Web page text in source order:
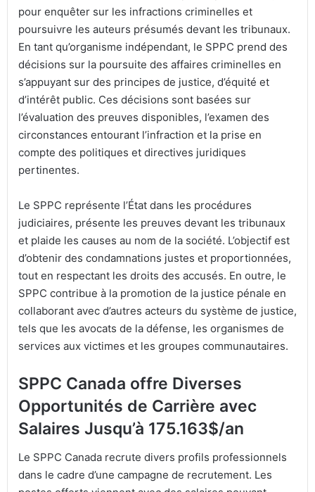
pour enquêter sur les infractions criminelles et
poursuivre les auteurs présumés devant les tribunaux.
En tant qu’organisme indépendant, le SPPC prend des
décisions sur la poursuite des affaires criminelles en
s’appuyant sur des principes de justice, d’équité et
d’intérêt public. Ces décisions sont basées sur
l’évaluation des preuves disponibles, l’examen des
circonstances entourant l’infraction et la prise en
compte des politiques et directives juridiques
pertinentes.
Le SPPC représente l’État dans les procédures
judiciaires, présente les preuves devant les tribunaux
et plaide les causes au nom de la société. L’objectif est
d’obtenir des condamnations justes et proportionnées,
tout en respectant les droits des accusés. En outre, le
SPPC contribue à la promotion de la justice pénale en
collaborant avec d’autres acteurs du système de justice,
tels que les avocats de la défense, les organismes de
services aux victimes et les groupes communautaires.
SPPC Canada offre Diverses
Opportunités de Carrière avec
Salaires Jusqu’à 175.163$/an
Le SPPC Canada recrute divers profils professionnels
dans le cadre d’une campagne de recrutement. Les